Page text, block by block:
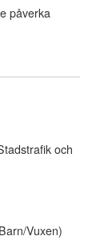
påverka
och
Vuxen)